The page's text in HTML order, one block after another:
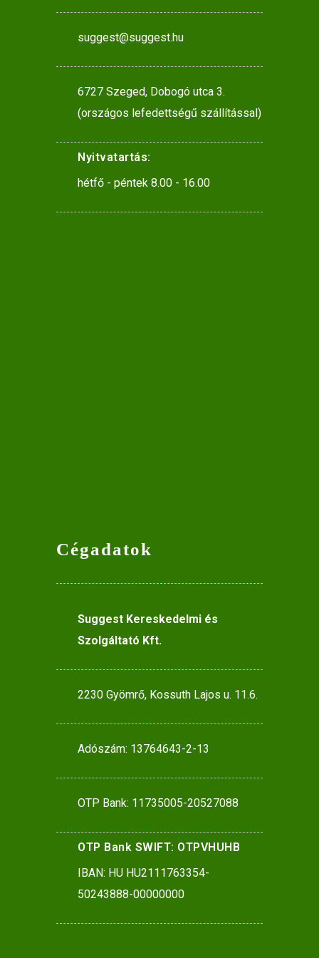
suggest@suggest.hu
6727 Szeged, Dobogó utca 3.
(országos lefedettségű szállítással)
Nyitvatartás:
hétfő - péntek 8.00 - 16.00
Cégadatok
Suggest Kereskedelmi és
Szolgáltató Kft.
2230 Gyömrő, Kossuth Lajos u. 11.6.
Adószám: 13764643-2-13
OTP Bank: 11735005-20527088
OTP Bank SWIFT: OTPVHUHB
IBAN: HU HU2111763354-
50243888-00000000